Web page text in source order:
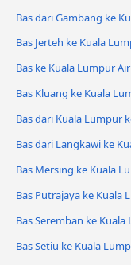
Bas dari Gambang ke
Bas Jerteh ke Kuala
Bas ke Kuala Lumpur
Bas Kluang ke Kuala
Bas dari Kuala Lumpur
Bas dari Langkawi ke
Bas Mersing ke Kuala
Bas Putrajaya ke Kuala
Bas Seremban ke
Bas Setiu ke Kuala